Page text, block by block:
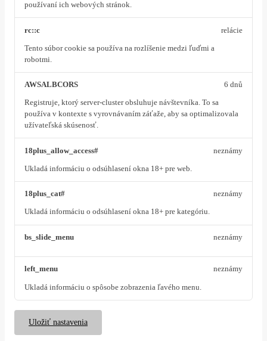
používaní ich webových stránok.
rc::c
Tento súbor cookie sa používa na rozlíšenie medzi ľuďmi a
robotmi.
relácie
AWSALBCORS
Registruje, ktorý server-cluster obsluhuje návštevníka. To sa
používa v kontexte s vyrovnávaním záťaže, aby sa optimalizovala
užívateľská skúsenosť.
6 dnů
18plus_allow_access#
Ukladá informáciu o odsúhlasení okna 18+ pre web.
neznámy
18plus_cat#
Ukladá informáciu o odsúhlasení okna 18+ pre kategóriu.
neznámy
bs_slide_menu neznámy
left_menu
Ukladá informáciu o spôsobe zobrazenia ľavého menu.
neznámy
Uložiť nastavenia